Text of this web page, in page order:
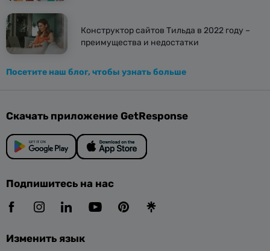
Конструктор сайтов Тильда в 2022 году –
преимущества и недостатки
Посетите наш блог, чтобы узнать больше
Скачать приложение GetResponse
Подпишитесь на нас
Изменить язык